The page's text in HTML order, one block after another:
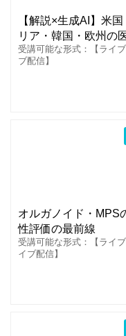
【解説×生成AI】米
リア・韓国・欧州の
受講可能な形式：【ライ
ブ配信】
オルガノイド・MPS
性評価の最前線
受講可能な形式：【ライ
イブ配信】